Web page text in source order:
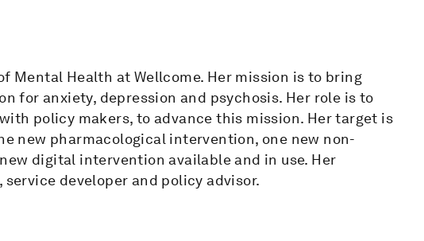
Mental Health at Wellcome. Her mission is to bring
for anxiety, depression and psychosis. Her role is to
policy makers, to advance this mission. Her target is
new pharmacological intervention, one new non-
digital intervention available and in use. Her
developer and policy advisor.